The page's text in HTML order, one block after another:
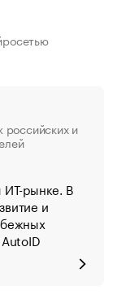
российских и
ИТ-рынке. В
и